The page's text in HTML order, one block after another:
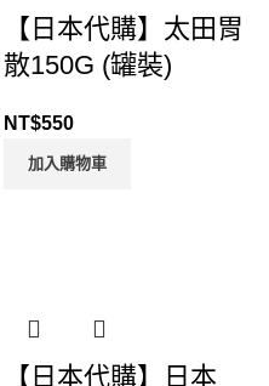
【日本代購】太田胃
散150G (罐裝)
NT$550
加入購物車
【日本代購】日本